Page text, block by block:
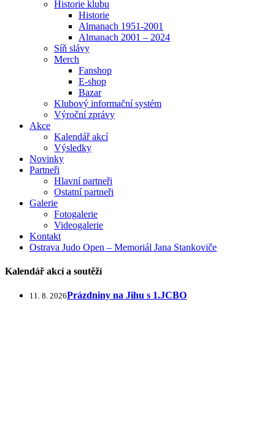
Historie klubu
Historie
Almanach 1951-2001
Almanach 2001 – 2024
Síň slávy
Merch
Fanshop
E-shop
Bazar
Klubový informační systém
Výroční zprávy
Akce
Kalendář akcí
Výsledky
Novinky
Partneři
Hlavní partneři
Ostatní partneři
Galerie
Fotogalerie
Videogalerie
Kontakt
Ostrava Judo Open – Memoriál Jana Stankoviče
Kalendář akcí a soutěží
11. 8. 2026Prázdniny na Jihu s 1.JCBO